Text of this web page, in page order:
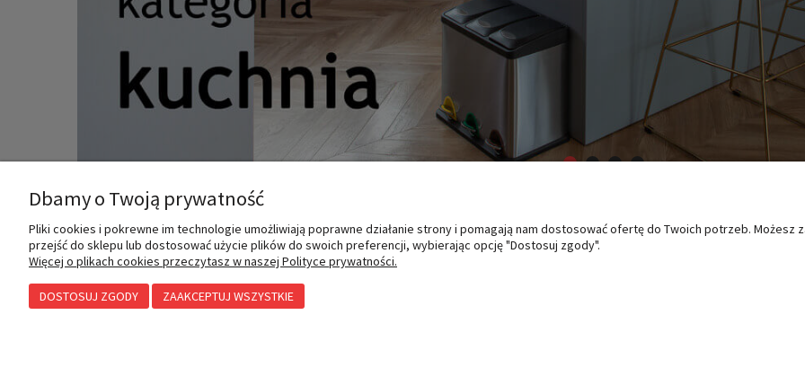
MOJE KONTO
Twoje zamówienia
INFORMACJE
Polityka prywatności
O NAS
Dbamy o Twoją prywatność
Pliki cookies i pokrewne im technologie umożliwiają poprawne działanie strony i pomagają nam dostosować ofertę do Twoich potrzeb.
przejść do sklepu lub dostosować użycie plików do swoich preferencji, wybierając opcję "Dostosuj zgody".
Więcej o plikach cookies przeczytasz w naszej Polityce prywatności.
DOSTOSUJ ZGODY ZAAKCEPTUJ WSZYSTKIE